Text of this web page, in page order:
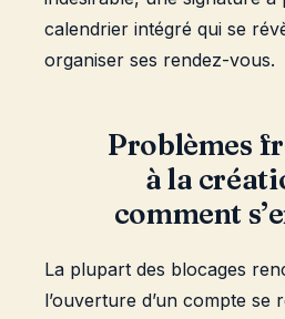
calendrier intégré qui se
organiser ses rendez-vous.
Problèmes
à la
comment
La plupart des blocages
l’ouverture d’un compte se